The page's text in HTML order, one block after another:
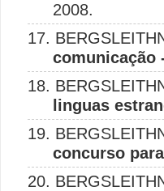
2008.
17.
comunicação
18.
linguas
19.
concurso
20.